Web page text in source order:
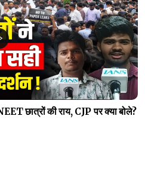
छात्रों की राय, CJP पर क्या बोले?